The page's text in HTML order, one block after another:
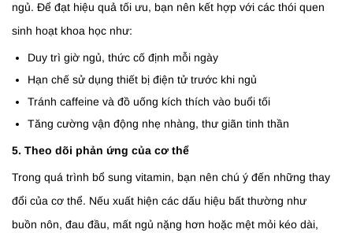
ngủ. Để đạt hiệu quả tối ưu, bạn nên kết hợp với các thói quen
sinh hoạt khoa học như:
Duy trì giờ ngủ, thức cố định mỗi ngày
Hạn chế sử dụng thiết bị điện tử trước khi ngủ
Tránh caffeine và đồ uống kích thích vào buổi tối
Tăng cường vận động nhẹ nhàng, thư giãn tinh thần
5. Theo dõi phản ứng của cơ thể
Trong quá trình bổ sung vitamin, bạn nên chú ý đến những thay
đổi của cơ thể. Nếu xuất hiện các dấu hiệu bất thường như
buồn nôn, đau đầu, mất ngủ nặng hơn hoặc mệt mỏi kéo dài,